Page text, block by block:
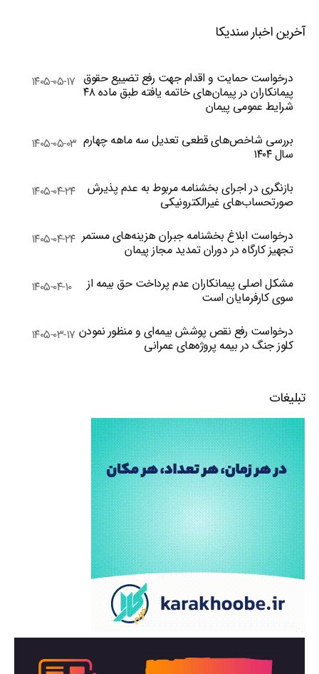
آخرین اخبار سندیکا
درخواست حمایت و اقدام جهت رفع تضییع حقوق
پیمانکاران در پیمان‌های خاتمه یافته طبق ماده ۴۸
شرایط عمومی پیمان
۱۴۰۵-۰۵-۱۷
بررسی شاخص‌های قطعی تعدیل سه ماهه چهارم
سال ۱۴۰۴
۱۴۰۵-۰۵-۰۳
بازنگری در اجرای بخشنامه مربوط به عدم پذیرش
صورتحساب‌های غیرالکترونیکی
۱۴۰۵-۰۴-۲۴
درخواست ابلاغ بخشنامه جبران هزینه‌های مستمر
تجهیز کارگاه در دوران تمدید مجاز پیمان
۱۴۰۵-۰۴-۲۴
مشکل اصلی پیمانکاران عدم پرداخت حق بیمه از
سوی کارفرمایان است
۱۴۰۵-۰۴-۱۰
درخواست رفع نقص پوشش بیمه‌ای و منظور نمودن
کلوز جنگ در بیمه پروژه‌های عمرانی
۱۴۰۵-۰۳-۱۷
تبلیغات